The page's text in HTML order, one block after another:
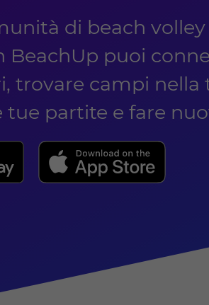
di beach volley
BeachUp puoi
trovare campi nella
tue partite e fare